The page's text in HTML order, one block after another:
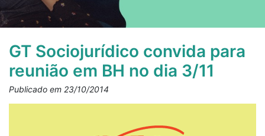
GT Sociojurídico convida para
reunião em BH no dia 3/11
Publicado em 23/10/2014